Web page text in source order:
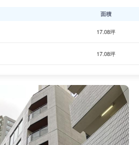
面積
17.08坪
17.08坪